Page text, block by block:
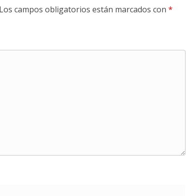
Los campos obligatorios están marcados con *